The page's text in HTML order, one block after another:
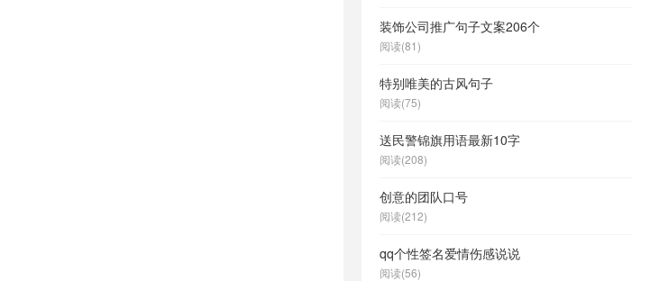
装饰公司推广句子文案206个
阅读(81)
特别唯美的古风句子
阅读(75)
送民警锦旗用语最新10字
阅读(208)
创意的团队口号
阅读(212)
qq个性签名爱情伤感说说
阅读(56)